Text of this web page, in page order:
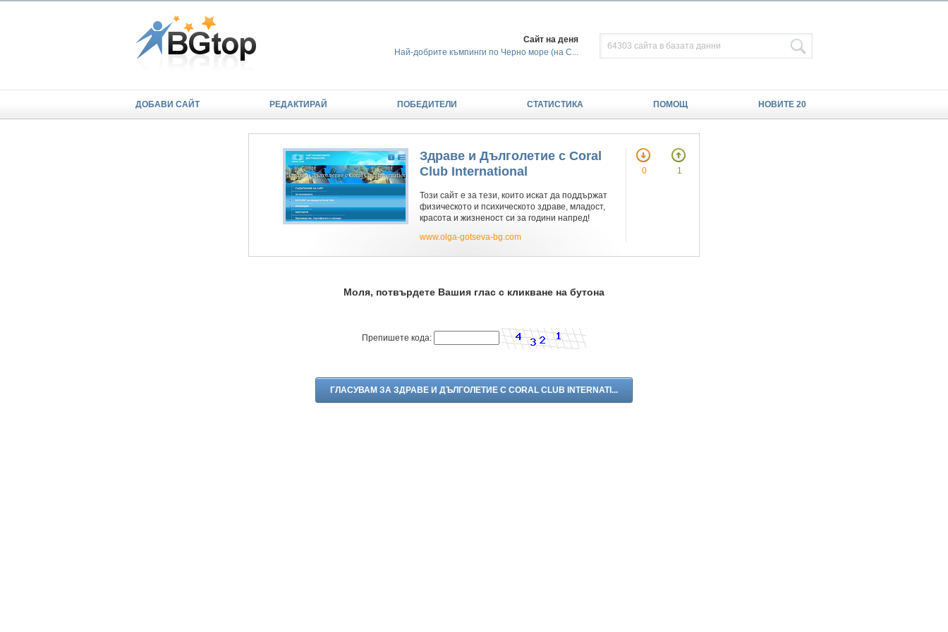
Сайт на деня
Най-добрите къмпинги по Черно море (на С...
ДОБАВИ САЙТ РЕДАКТИРАЙ ПОБЕДИТЕЛИ СТАТИСТИКА ПОМОЩ НОВИТЕ 20
Здраве и Дълголетие с Coral
Club International
Този сайт е за тези, които искат да поддържат
физическото и психическото здраве, младост,
красота и жизненост си за години напред!
www.olga-gotseva-bg.com
0 1
Моля, потвърдете Вашия глас с кликване на бутона
Препишете кода: